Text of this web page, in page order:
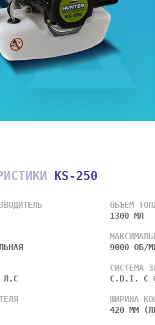
KS-250
Л.С
ОБЪЕМ
1300 МЛ
9000 ОБ/
СИСТЕМА
C.D.I. С
ШИРИНА
420 ММ